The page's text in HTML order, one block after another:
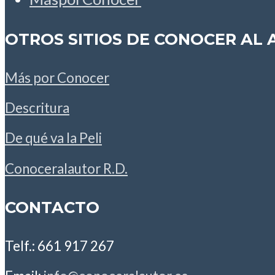
OTROS SITIOS DE CONOCER AL
Más por Conocer
Descritura
De qué va la Peli
Conoceralautor R.D.
CONTACTO
Telf.: 661 917 267